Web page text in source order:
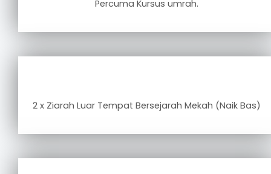
Percuma Kursus umrah.
2 x Ziarah Luar Tempat Bersejarah Mekah (Naik Bas)